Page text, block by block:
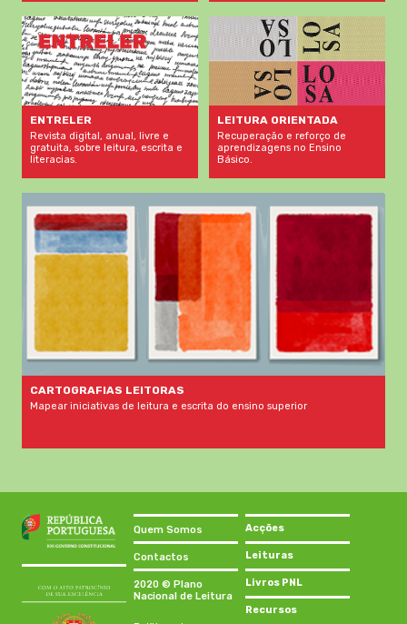
ENTRELER
Revista digital, anual, livre e
gratuita, sobre leitura, escrita e
literacias.
LEITURA ORIENTADA
Recuperação e reforço de
aprendizagens no Ensino
Básico.
CARTOGRAFIAS LEITORAS
Mapear iniciativas de leitura e escrita do ensino superior
Quem Somos
Contactos
2020 © Plano
Nacional de Leitura
Acções
Leituras
Livros PNL
Recursos